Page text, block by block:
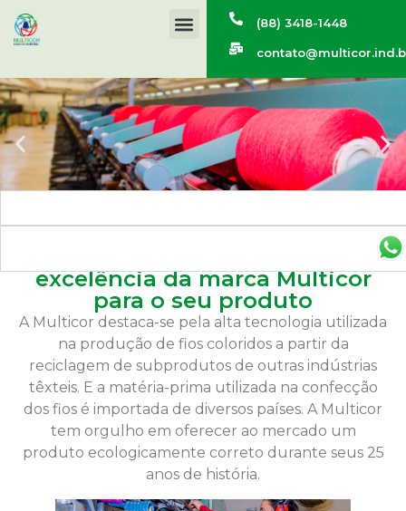
(88) 3418-1448
excelência da marca Multicor
para o seu produto
A Multicor destaca-se pela alta tecnologia utilizada
na produção de fios coloridos a partir da
reciclagem de subprodutos de outras indústrias
têxteis. E a matéria-prima utilizada na confecção
dos fios é importada de diversos países. A Multicor
tem orgulho em oferecer ao mercado um
produto ecologicamente correto durante seus 25
anos de história.